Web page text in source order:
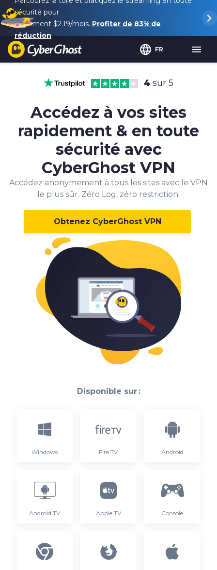
sécurité pour
seulement $2.19/mois. Profiter de 83% de
réduction
FR
4 sur 5
Accédez à vos sites
rapidement & en toute
sécurité avec
CyberGhost VPN
Accédez anonymement à tous les sites avec le VPN
le plus sûr. Zéro Log, zéro restriction.
Obtenez CyberGhost VPN
Disponible sur :
Windows Fire TV Android
Android TV Apple TV Console